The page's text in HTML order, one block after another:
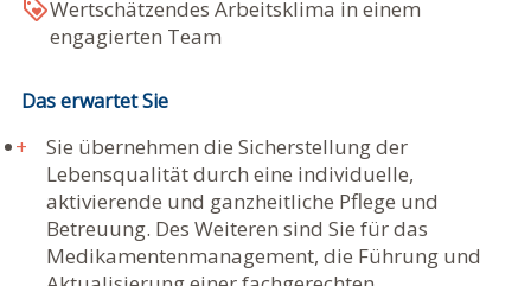
Wertschätzendes Arbeitsklima in einem
engagierten Team
Das erwartet Sie
Sie übernehmen die Sicherstellung der
Lebensqualität durch eine individuelle,
aktivierende und ganzheitliche Pflege und
Betreuung. Des Weiteren sind Sie für das
Medikamentenmanagement, die Führung und